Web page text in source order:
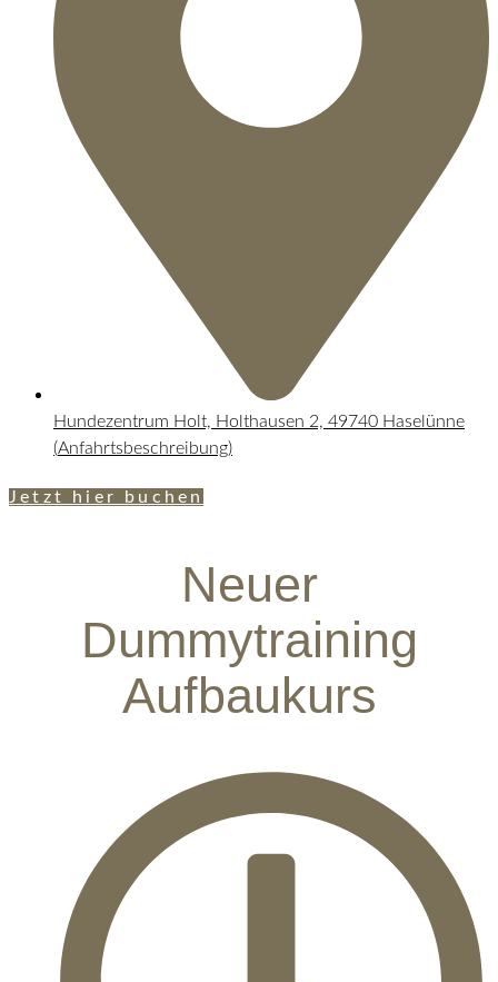
Hundezentrum Holt, Holthausen 2, 49740 Haselünne
(Anfahrtsbeschreibung)
Jetzt hier buchen
Neuer
Dummytraining
Aufbaukurs